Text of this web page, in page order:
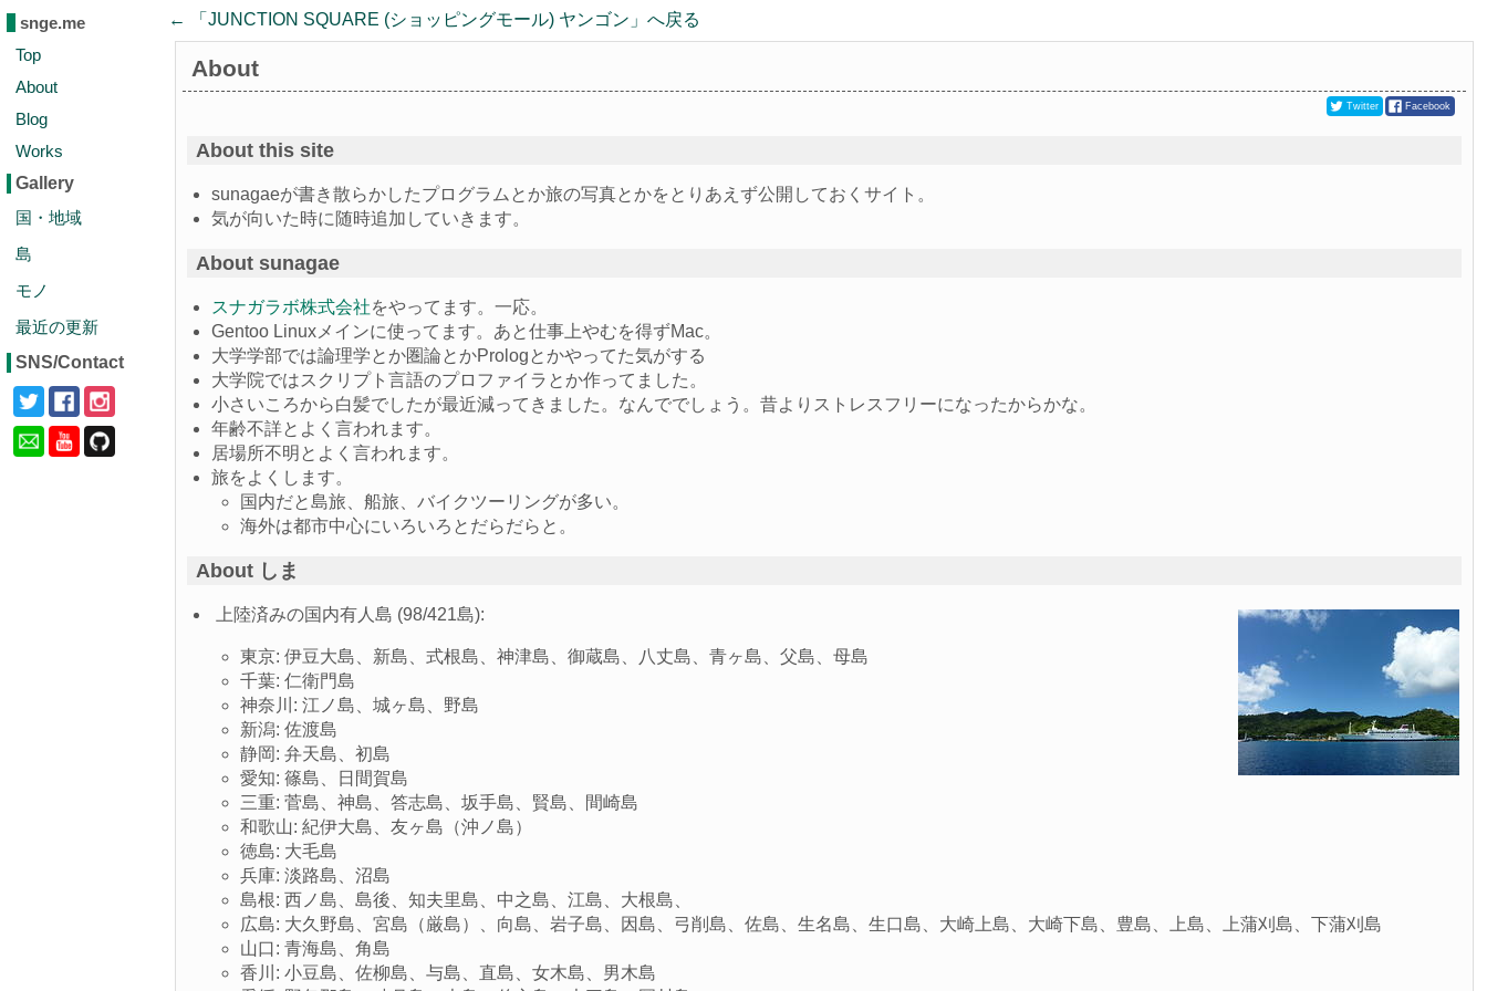
snge.me
Top
About
Blog
Works
Gallery
国・地域
島
モノ
最近の更新
SNS/Contact
← 「 JUNCTION SQUARE (ショッピングモール) ヤンゴン 」へ戻る
About
Twitter Facebook
About this site
sunagaeが書き散らかしたプログラムとか旅の写真とかをとりあえず公開しておくサイト。
気が向いた時に随時追加していきます。
About sunagae
スナガラボ株式会社をやってます。一応。
Gentoo Linuxメインに使ってます。あと仕事上やむを得ずMac。
大学学部では論理学とか圏論とかPrologとかやってた気がする
大学院ではスクリプト言語のプロファイラとか作ってました。
小さいころから白髪でしたが最近減ってきました。なんででしょう。昔よりストレスフリーになったからかな。
年齢不詳とよく言われます。
居場所不明とよく言われます。
旅をよくします。
国内だと島旅、船旅、バイクツーリングが多い。
海外は都市中心にいろいろとだらだらと。
About しま
上陸済みの国内有人島 (98/421島):
東京: 伊豆大島、新島、式根島、神津島、御蔵島、八丈島、青ヶ島、父島、母島
千葉: 仁衛門島
神奈川: 江ノ島、城ヶ島、野島
新潟: 佐渡島
静岡: 弁天島、初島
愛知: 篠島、日間賀島
三重: 菅島、神島、答志島、坂手島、賢島、間崎島
和歌山: 紀伊大島、友ヶ島（沖ノ島）
徳島: 大毛島
兵庫: 淡路島、沼島
島根: 西ノ島、島後、知夫里島、中之島、江島、大根島、
広島: 大久野島、宮島（厳島）、向島、岩子島、因島、弓削島、佐島、生名島、生口島、大崎上島、大崎下島、豊島、上島、上蒲刈島、下蒲刈島
山口: 青海島、角島
香川: 小豆島、佐柳島、与島、直島、女木島、男木島